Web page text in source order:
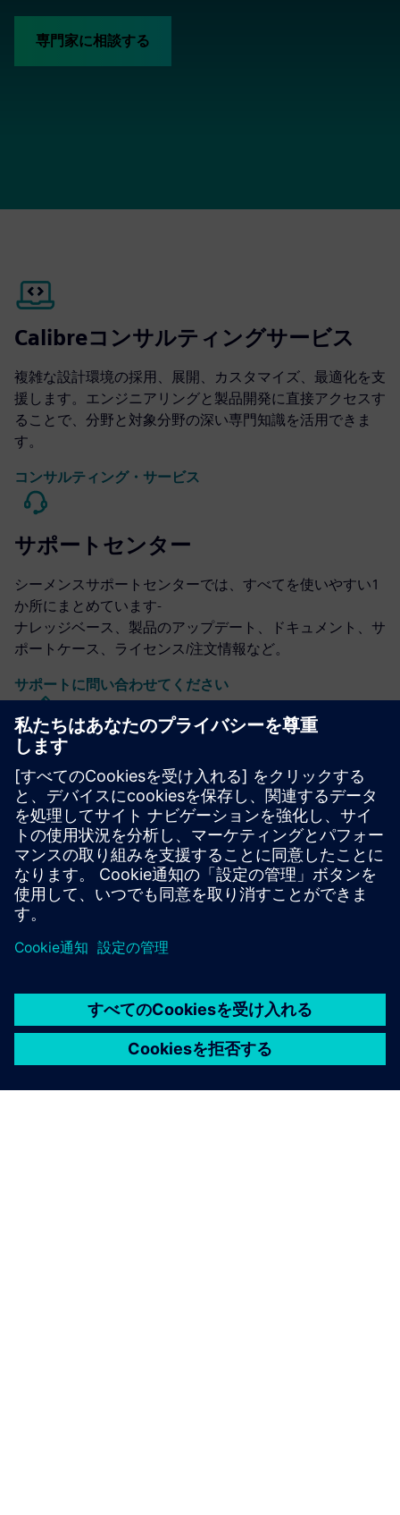
専門家に相談する
Calibreコンサルティングサービス
複雑な設計環境の採用、展開、カスタマイズ、最適化を支
援します。エンジニアリングと製品開発に直接アクセスす
ることで、分野と対象分野の深い専門知識を活用できま
す。
コンサルティング・サービス
サポートセンター
シーメンスサポートセンターでは、すべてを使いやすい1
か所にまとめています-
ナレッジベース、製品のアップデート、ドキュメント、サ
ポートケース、ライセンス/注文情報など。
サポートに問い合わせてください
キャリバーICの設計と製造
Calibreツールスイートは、リソースの使用量とテープアウ
トスケジュールを最小限に抑えながら、すべてのプロセス
ノードと設計スタイルにわたって正確で効率的かつ包括的
なIC検証と最適化を実現します。
専門家から学ぶ